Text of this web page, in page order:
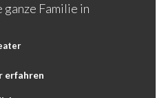
Familie in
erfahren